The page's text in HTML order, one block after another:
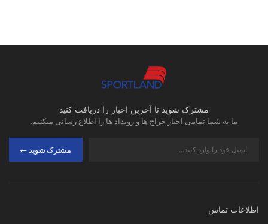
مشترک شوید تا آخرین اخبار را دریافت کنید
ما به شما تمامی اخبار حراج ها و رویداد ها را اطلاع رسانی میکنیم.
مشترک شوید
اطلاعات تماس